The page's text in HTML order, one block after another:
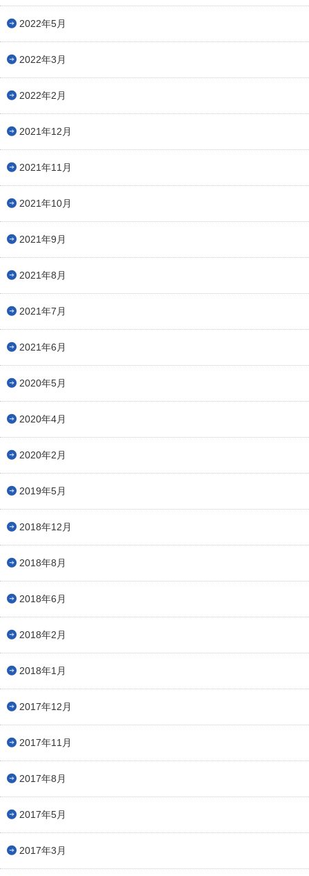
2022年5月
2022年3月
2022年2月
2021年12月
2021年11月
2021年10月
2021年9月
2021年8月
2021年7月
2021年6月
2020年5月
2020年4月
2020年2月
2019年5月
2018年12月
2018年8月
2018年6月
2018年2月
2018年1月
2017年12月
2017年11月
2017年8月
2017年5月
2017年3月